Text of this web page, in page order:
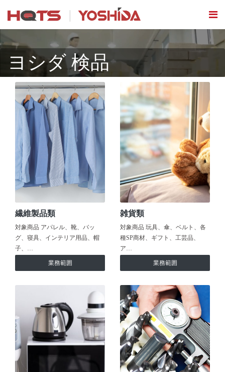
ヨシダ 検品
繊維製品類
対象商品 アパレル、靴、バッ
グ、寝具、インテリア用品、帽
子、…
業務範囲
雑貨類
対象商品 玩具、傘、ベルト、各
種SP商材、ギフト、工芸品、
ア…
業務範囲